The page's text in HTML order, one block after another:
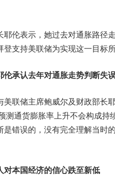
表示，她过去对通胀路径走
登支持美联储为实现这一目标
伦承认去年对通胀走势判断失
储主席鲍威尔及财政部长
测通货膨胀率上升不会构成
是错误的，没有完全理解当时
对本国经济的信心跌至新低